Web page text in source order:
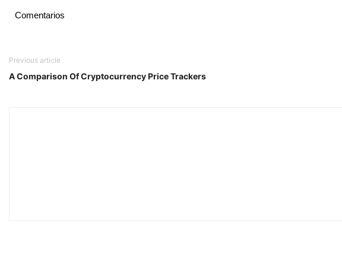
Comentarios
Previous article
A Comparison Of Cryptocurrency Price Trackers